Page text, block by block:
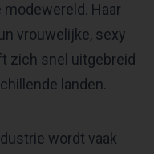
Haar
vrouwelijke, sexy
zich snel uitgebreid
landen.
wordt vaak